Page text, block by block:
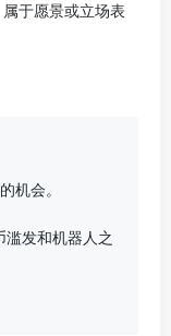
于愿景或立场表
机会。
发和机器人之